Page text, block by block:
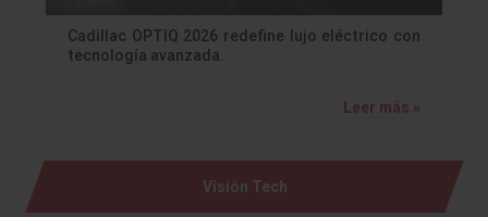
Cadillac OPTIQ 2026 redefine lujo eléctrico con
tecnología avanzada.
Leer más »
Visión Tech